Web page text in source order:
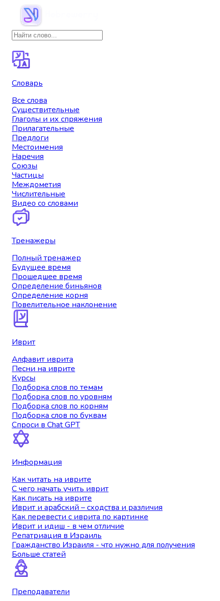
Словарь
Все слова
Существительные
Глаголы и их спряжения
Прилагательные
Предлоги
Местоимения
Наречия
Союзы
Частицы
Междометия
Числительные
Видео со словами
Тренажеры
Полный тренажер
Будущее время
Прошедшее время
Определение биньянов
Определение корня
Повелительное наклонение
Иврит
Алфавит иврита
Песни на иврите
Курсы
Подборка слов по темам
Подборка слов по уровням
Подборка слов по корням
Подборка слов по буквам
Спроси в Chat GPT
Информация
Как читать на иврите
С чего начать учить иврит
Как писать на иврите
Иврит и арабский – сходства и различия
Как перевести с иврита по картинке
Иврит и идиш - в чем отличие
Репатриация в Израиль
Гражданство Израиля - что нужно для получения
Больше статей
Преподаватели